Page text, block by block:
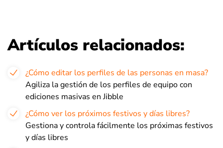
Artículos relacionados:
¿Cómo editar los perfiles de las personas en masa?
Agiliza la gestión de los perfiles de equipo con
ediciones masivas en Jibble
¿Cómo ver los próximos festivos y días libres?
Gestiona y controla fácilmente los próximas festivos
y días libres